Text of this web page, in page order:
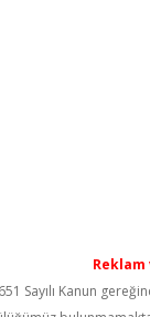
Sayılı Kanun